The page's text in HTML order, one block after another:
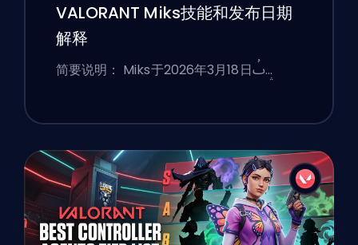
VALORANT Miks技能和发布日期
解释
简要说明： Miks于2026年3月18日ࢷ…